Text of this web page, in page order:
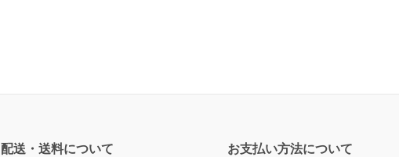
配送・送料について お支払い方法について